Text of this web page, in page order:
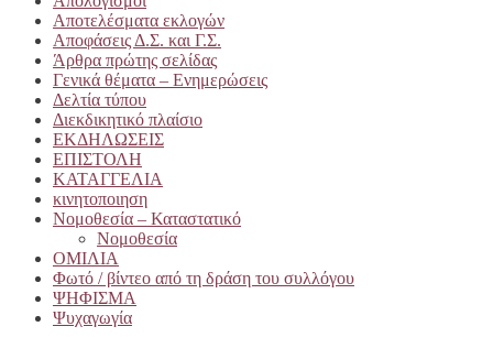
Αποτελέσματα εκλογών
Αποφάσεις Δ.Σ. και Γ.Σ.
Άρθρα πρώτης σελίδας
Γενικά θέματα – Ενημερώσεις
Δελτία τύπου
Διεκδικητικό πλαίσιο
ΕΚΔΗΛΩΣΕΙΣ
ΕΠΙΣΤΟΛΗ
ΚΑΤΑΓΓΕΛΙΑ
κινητοποιηση
Νομοθεσία – Καταστατικό
Νομοθεσία
ΟΜΙΛΙΑ
Φωτό / βίντεο από τη δράση του συλλόγου
ΨΗΦΙΣΜΑ
Ψυχαγωγία